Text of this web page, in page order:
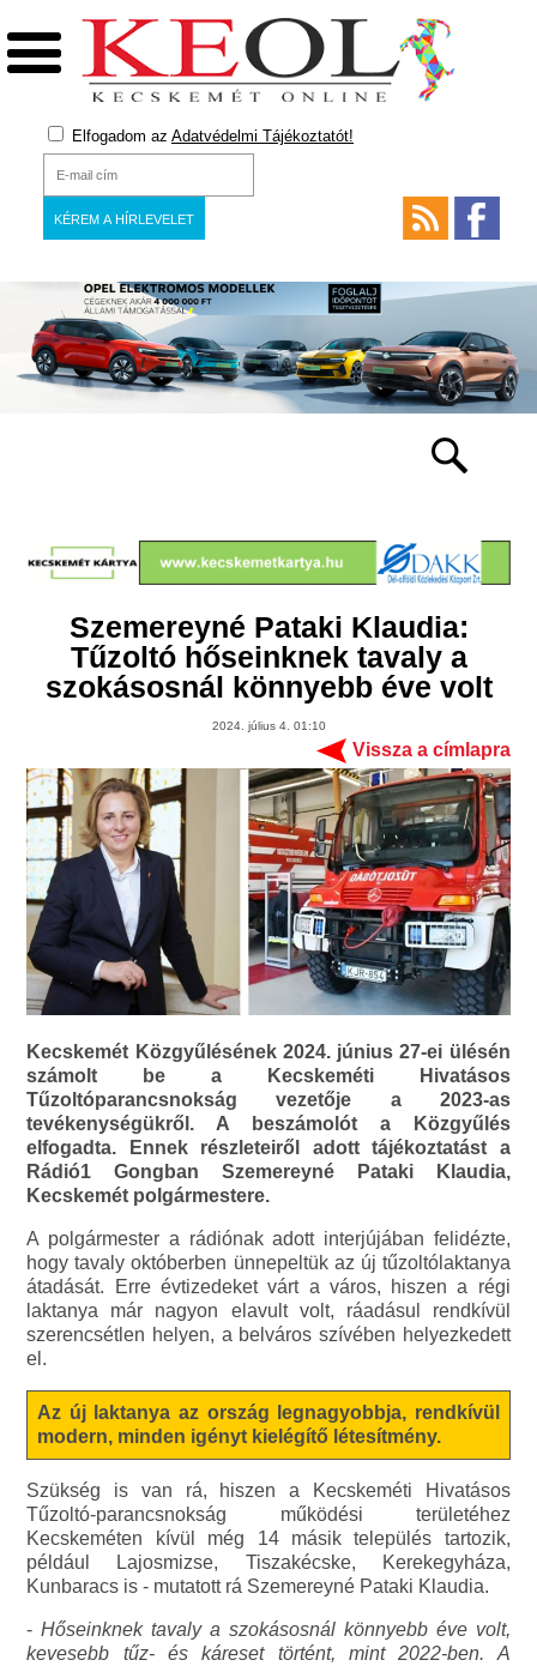
Elfogadom az Adatvédelmi Tájékoztatót!
Szemereyné Pataki Klaudia:
Tűzoltó hőseinknek tavaly a
szokásosnál könnyebb éve volt
2024. július 4. 01:10
Vissza a címlapra
Kecskemét Közgyűlésének 2024. június 27-ei ülésén
számolt be a Kecskeméti Hivatásos
Tűzoltóparancsnokság vezetője a 2023-as
tevékenységükről. A beszámolót a Közgyűlés
elfogadta. Ennek részleteiről adott tájékoztatást a
Rádió1 Gongban Szemereyné Pataki Klaudia,
Kecskemét polgármestere.
A polgármester a rádiónak adott interjújában felidézte,
hogy tavaly októberben ünnepeltük az új tűzoltólaktanya
átadását. Erre évtizedeket várt a város, hiszen a régi
laktanya már nagyon elavult volt, ráadásul rendkívül
szerencsétlen helyen, a belváros szívében helyezkedett
el.
Az új laktanya az ország legnagyobbja, rendkívül
modern, minden igényt kielégítő létesítmény.
Szükség is van rá, hiszen a Kecskeméti Hivatásos
Tűzoltó-parancsnokság működési területéhez
Kecskeméten kívül még 14 másik település tartozik,
például Lajosmizse, Tiszakécske, Kerekegyháza,
Kunbaracs is - mutatott rá Szemereyné Pataki Klaudia.
-Hőseinknek tavaly a szokásosnál könnyebb éve volt,
kevesebb tűz- és káreset történt, mint 2022-ben. A